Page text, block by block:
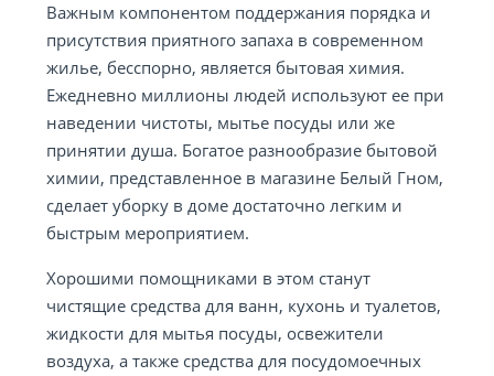
Важным компонентом поддержания порядка и
присутствия приятного запаха в современном
жилье, бесспорно, является бытовая химия.
Ежедневно миллионы людей используют ее при
наведении чистоты, мытье посуды или же
принятии душа. Богатое разнообразие бытовой
химии, представленное в магазине Белый Гном,
сделает уборку в доме достаточно легким и
быстрым мероприятием.
Хорошими помощниками в этом станут
чистящие средства для ванн, кухонь и туалетов,
жидкости для мытья посуды, освежители
воздуха, а также средства для посудомоечных